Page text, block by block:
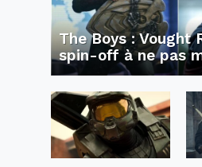
The Boys : Vought
spin-off à ne pas